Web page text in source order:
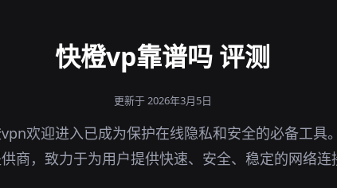
快橙vp靠谱吗 评测
更新于 2026年3月5日
欢迎进入已成为保护在线隐私和安全的必备工具
商，致力于为用户提供快速、安全、稳定的网络连